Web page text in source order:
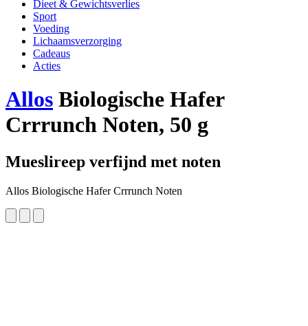
Dieet & Gewichtsverlies
Sport
Voeding
Lichaamsverzorging
Cadeaus
Acties
Allos Biologische Hafer
Crrrunch Noten, 50 g
Mueslireep verfijnd met noten
Allos Biologische Hafer Crrrunch Noten